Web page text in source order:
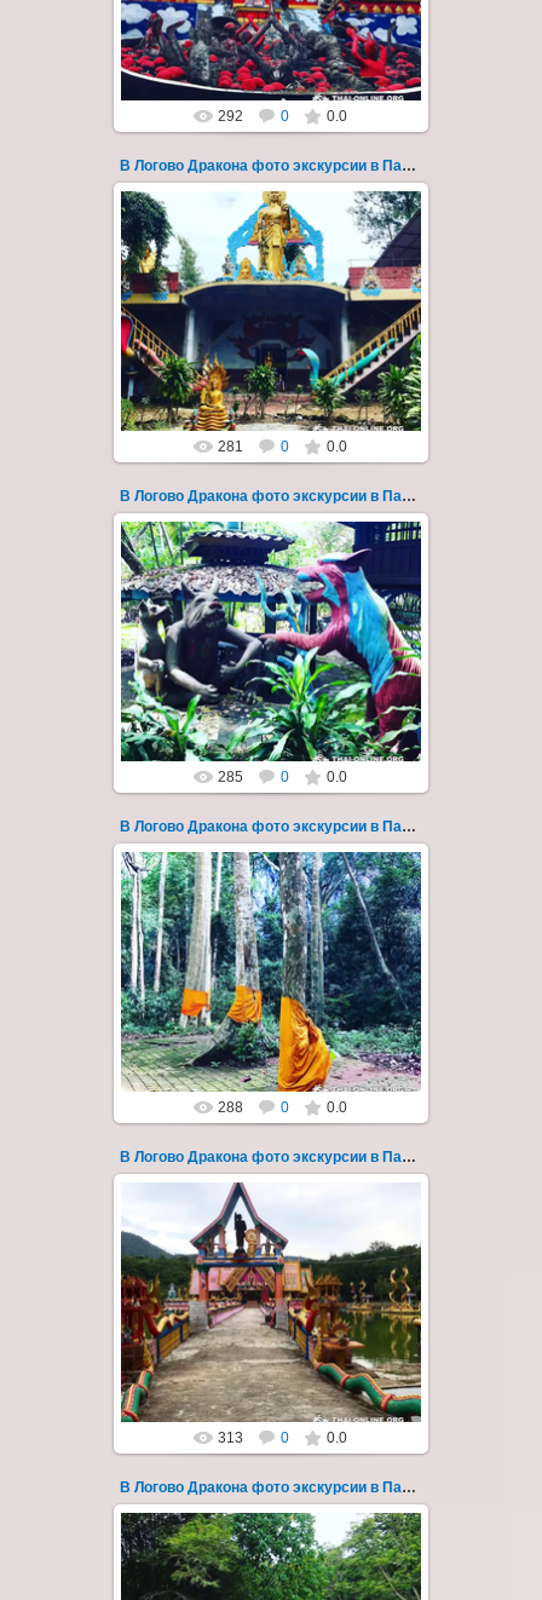
Всего лишь в ...
Thai-Online
292 0 0.0
В Логово Дракона фото экскурсии в Паттайе 166
30.08.2022
"В Логово Дракона" авторский
мистический приключенческий тур из
Паттайи на целый день - фото 166
Всего лишь в ...
Thai-Online
281 0 0.0
В Логово Дракона фото экскурсии в Паттайе 167
30.08.2022
"В Логово Дракона" авторский
мистический приключенческий тур из
Паттайи на целый день - фото 167
Всего лишь в ...
Thai-Online
285 0 0.0
В Логово Дракона фото экскурсии в Паттайе 168
30.08.2022
"В Логово Дракона" авторский
мистический приключенческий тур из
Паттайи на целый день - фото 168
Всего лишь в ...
Thai-Online
288 0 0.0
В Логово Дракона фото экскурсии в Паттайе 169
30.08.2022
"В Логово Дракона" авторский
мистический приключенческий тур из
Паттайи на целый день - фото 169
Всего лишь в ...
Thai-Online
313 0 0.0
В Логово Дракона фото экскурсии в Паттайе 17
28.07.2019